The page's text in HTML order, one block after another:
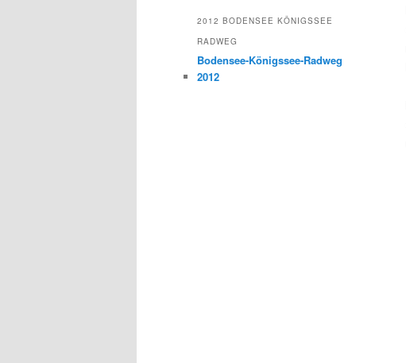
2012 BODENSEE KÖNIGSSEE
RADWEG
Bodensee-Königssee-Radweg
2012